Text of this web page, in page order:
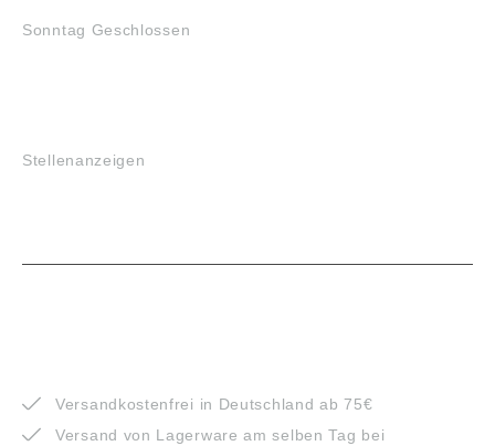
Sonntag Geschlossen
Stellenanzeigen
Versandkostenfrei in Deutschland ab 75€
Versand von Lagerware am selben Tag bei